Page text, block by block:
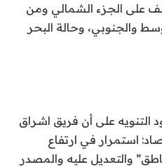
على الجزء الشمالي ومن
والجنوبي، وحالة البحر
التنويه على أن فريق اشراق
استمرار في ارتفاع
والتعديل عليه والمصدر